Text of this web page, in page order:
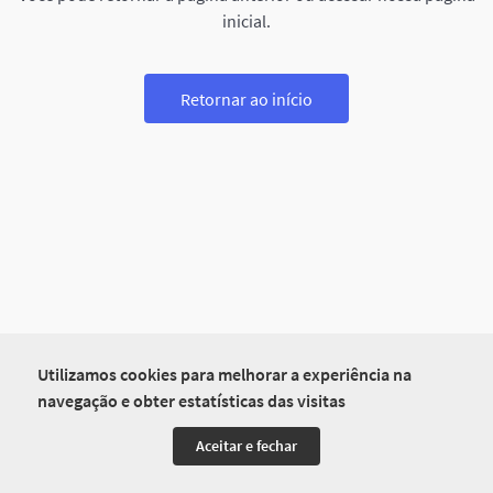
Utilizamos cookies para melhorar a experiência na
navegação e obter estatísticas das visitas
Aceitar e fechar
inicial.
Retornar ao início